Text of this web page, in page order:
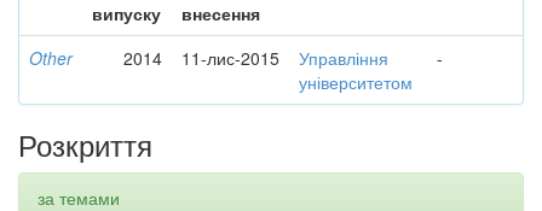
випуску
внесення
Other 2014 11-лис-2015
Управління
університетом
-
Розкриття
за темами